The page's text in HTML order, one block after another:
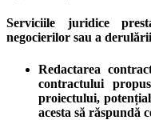
Serviciile juridice
negocierilor sau a
Redactarea
contractului
proiectului,
acesta să răspundă